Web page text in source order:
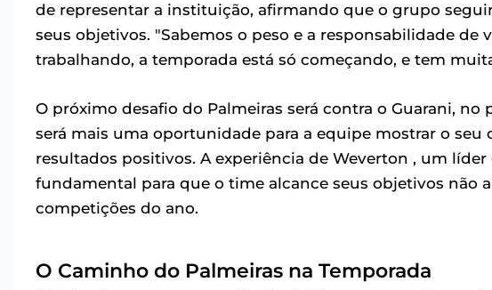
de representar a instituição, afirmando que o grupo
seus objetivos. "Sabemos o peso e a responsabilidade de
trabalhando, a temporada está só começando, e tem
O próximo desafio do Palmeiras será contra o Guarani, no
será mais uma oportunidade para a equipe mostrar o
resultados positivos. A experiência de Weverton , um
fundamental para que o time alcance seus objetivos não
competições do ano.
O Caminho do Palmeiras na Temporada